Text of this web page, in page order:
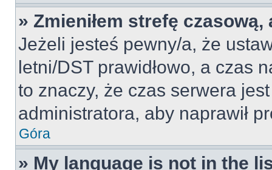
» Zmieniłem strefę
Jeżeli jesteś pewny/a, że
letni/DST prawidłowo, a czas
to znaczy, że czas serwera
administratora, aby naprawił
Góra
» My language is not in the